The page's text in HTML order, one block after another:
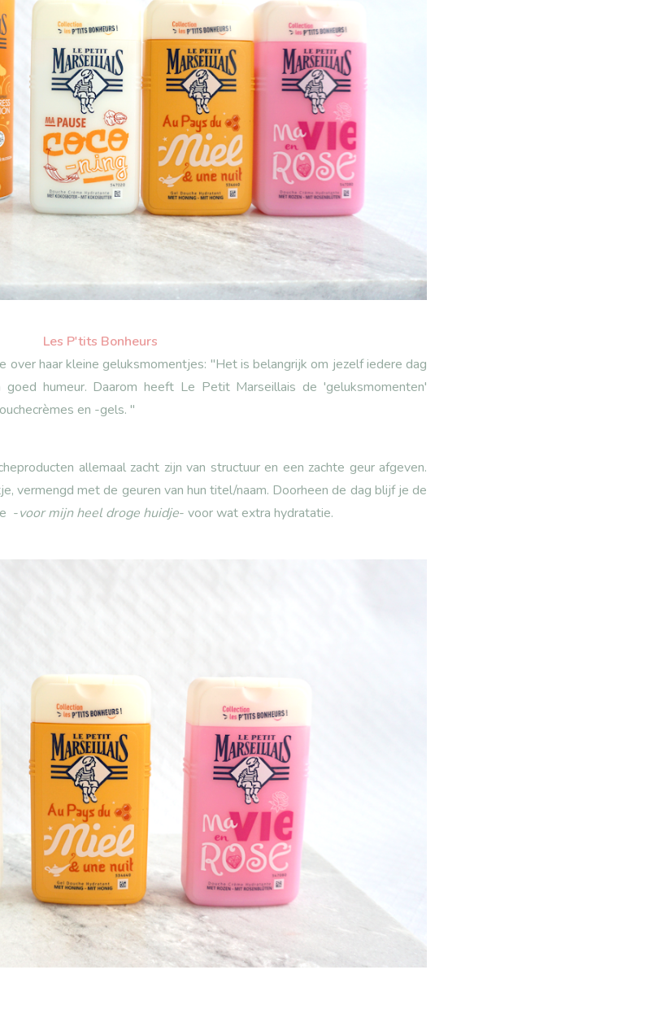
Les P'tits Bonheurs
haar kleine geluksmomentjes: "Het is belangrijk om jezelf iedere dag
humeur. Daarom heeft Le Petit Marseillais de 'geluksmomenten'
en -gels. "
allemaal zacht zijn van structuur en een zachte geur afgeven.
vermengd met de geuren van hun titel/naam. Doorheen de dag blijf je de
-voor mijn heel droge huidje- voor wat extra hydratatie.